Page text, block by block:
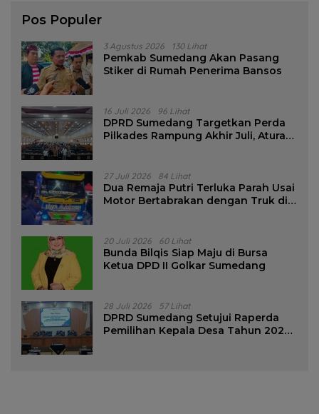
Pos Populer
3 Agustus 2026 130 Lihat
Pemkab Sumedang Akan Pasang
Stiker di Rumah Penerima Bansos
16 Juli 2026 96 Lihat
DPRD Sumedang Targetkan Perda
Pilkades Rampung Akhir Juli, Aturan
27 Juli 2026 84 Lihat
Dua Remaja Putri Terluka Parah Usai
Motor Bertabrakan dengan Truk di
20 Juli 2026 60 Lihat
Bunda Bilqis Siap Maju di Bursa
Ketua DPD II Golkar Sumedang
28 Juli 2026 57 Lihat
DPRD Sumedang Setujui Raperda
Pemilihan Kepala Desa Tahun 2026